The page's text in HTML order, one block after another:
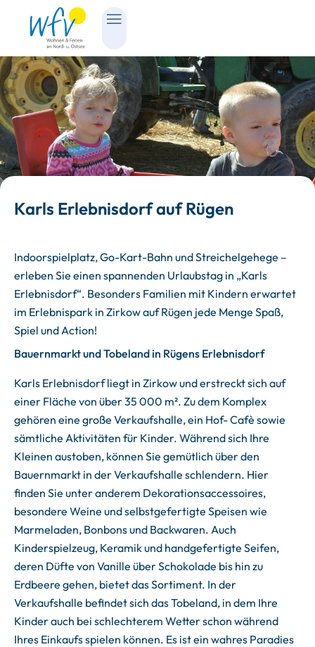
Karls Erlebnisdorf auf Rügen
Indoorspielplatz, Go-Kart-Bahn und Streichelgehege –
erleben Sie einen spannenden Urlaubstag in „Karls
Erlebnisdorf“. Besonders Familien mit Kindern erwartet
im Erlebnispark in Zirkow auf Rügen jede Menge Spaß,
Spiel und Action!
Bauernmarkt und Tobeland in Rügens Erlebnisdorf
Karls Erlebnisdorf liegt in Zirkow und erstreckt sich auf
einer Fläche von über 35 000 m². Zu dem Komplex
gehören eine große Verkaufshalle, ein Hof- Cafè sowie
sämtliche Aktivitäten für Kinder. Während sich Ihre
Kleinen austoben, können Sie gemütlich über den
Bauernmarkt in der Verkaufshalle schlendern. Hier
finden Sie unter anderem Dekorationsaccessoires,
besondere Weine und selbstgefertigte Speisen wie
Marmeladen, Bonbons und Backwaren. Auch
Kinderspielzeug, Keramik und handgefertigte Seifen,
deren Düfte von Vanille über Schokolade bis hin zu
Erdbeere gehen, bietet das Sortiment. In der
Verkaufshalle befindet sich das Tobeland, in dem Ihre
Kinder auch bei schlechterem Wetter schon während
Ihres Einkaufs spielen können. Es ist ein wahres Paradies